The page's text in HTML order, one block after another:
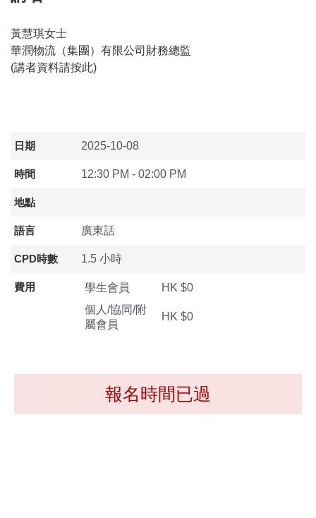
黃慧琪女士
華潤物流（集團）有限公司財務總監
(講者資料請按此)
日期 2025-10-08
時間 12:30 PM - 02:00 PM
地點
語言 廣東話
CPD時數 1.5 小時
費用 學生會員
HK $0
個人/協同/附
屬會員
HK $0
報名時間已過